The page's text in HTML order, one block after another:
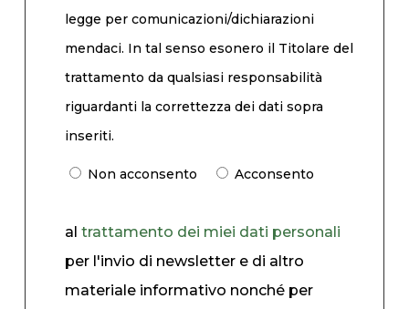
legge per comunicazioni/dichiarazioni
mendaci. In tal senso esonero il Titolare del
trattamento da qualsiasi responsabilità
riguardanti la correttezza dei dati sopra
inseriti.
Non acconsento Acconsento
al trattamento dei miei dati personali
per l'invio di newsletter e di altro
materiale informativo nonché per